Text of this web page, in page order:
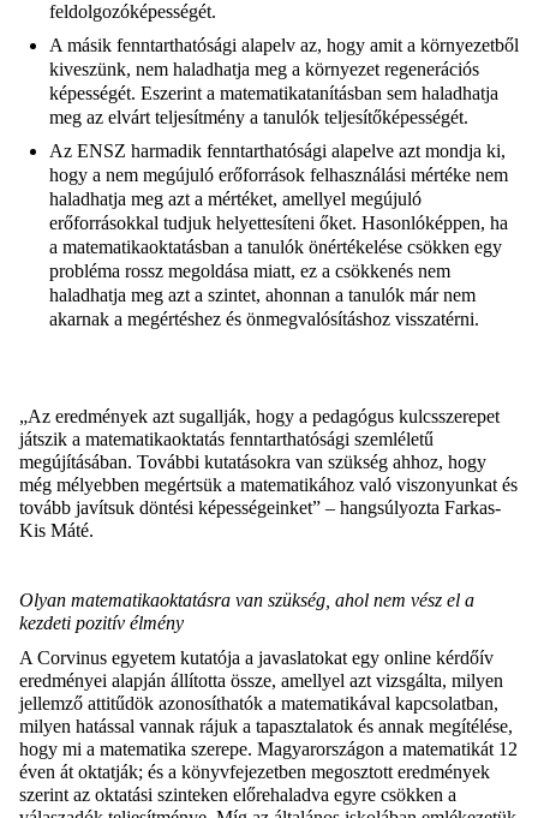
feldolgozóképességét.
A másik fenntarthatósági alapelv az, hogy amit a környezetből
kiveszünk, nem haladhatja meg a környezet regenerációs
képességét. Eszerint a matematikatanításban sem haladhatja
meg az elvárt teljesítmény a tanulók teljesítőképességét.
Az ENSZ harmadik fenntarthatósági alapelve azt mondja ki,
hogy a nem megújuló erőforrások felhasználási mértéke nem
haladhatja meg azt a mértéket, amellyel megújuló
erőforrásokkal tudjuk helyettesíteni őket. Hasonlóképpen, ha
a matematikaoktatásban a tanulók önértékelése csökken egy
probléma rossz megoldása miatt, ez a csökkenés nem
haladhatja meg azt a szintet, ahonnan a tanulók már nem
akarnak a megértéshez és önmegvalósításhoz visszatérni.
„Az eredmények azt sugallják, hogy a pedagógus kulcsszerepet
játszik a matematikaoktatás fenntarthatósági szemléletű
megújításában. További kutatásokra van szükség ahhoz, hogy
még mélyebben megértsük a matematikához való viszonyunkat és
tovább javítsuk döntési képességeinket” – hangsúlyozta Farkas-
Kis Máté.
Olyan matematikaoktatásra van szükség, ahol nem vész el a
kezdeti pozitív élmény
A Corvinus egyetem kutatója a javaslatokat egy online kérdőív
eredményei alapján állította össze, amellyel azt vizsgálta, milyen
jellemző attitűdök azonosíthatók a matematikával kapcsolatban,
milyen hatással vannak rájuk a tapasztalatok és annak megítélése,
hogy mi a matematika szerepe. Magyarországon a matematikát 12
éven át oktatják; és a könyvfejezetben megosztott eredmények
szerint az oktatási szinteken előrehaladva egyre csökken a